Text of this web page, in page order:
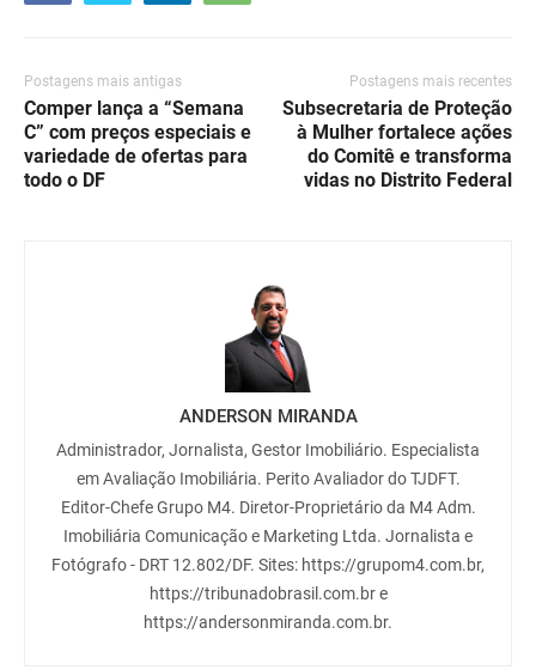
Postagens mais antigas
Comper lança a “Semana
C” com preços especiais e
variedade de ofertas para
todo o DF
Postagens mais recentes
Subsecretaria de Proteção
à Mulher fortalece ações
do Comitê e transforma
vidas no Distrito Federal
ANDERSON MIRANDA
Administrador, Jornalista, Gestor Imobiliário. Especialista
em Avaliação Imobiliária. Perito Avaliador do TJDFT.
Editor-Chefe Grupo M4. Diretor-Proprietário da M4 Adm.
Imobiliária Comunicação e Marketing Ltda. Jornalista e
Fotógrafo - DRT 12.802/DF. Sites: https://grupom4.com.br,
https://tribunadobrasil.com.br e
https://andersonmiranda.com.br.